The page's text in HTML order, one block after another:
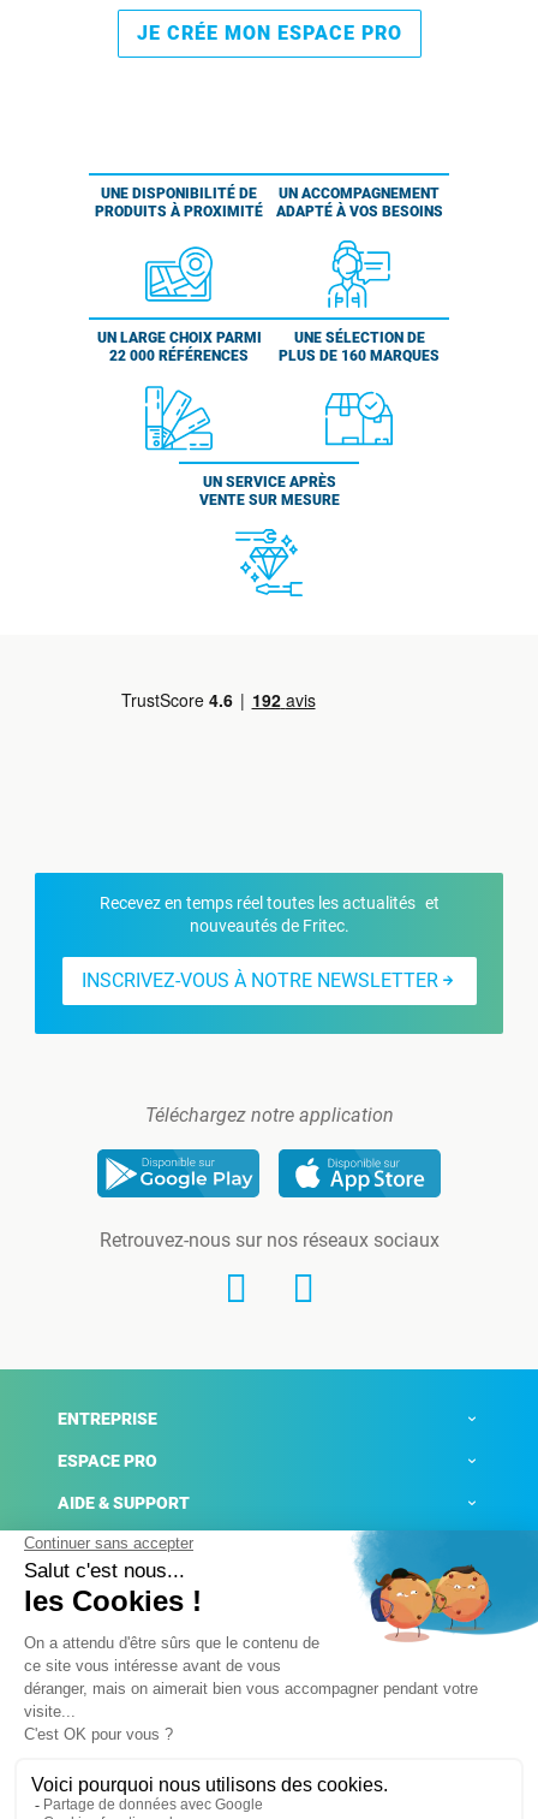
JE CRÉE MON ESPACE PRO
UNE DISPONIBILITÉ DE
PRODUITS À PROXIMITÉ
UN ACCOMPAGNEMENT
ADAPTÉ À VOS BESOINS
UN LARGE CHOIX PARMI
22 000 RÉFÉRENCES
UNE SÉLECTION DE
PLUS DE 160 MARQUES
UN SERVICE APRÈS
VENTE SUR MESURE
Recevez en temps réel toutes les actualités et
nouveautés de Fritec.
INSCRIVEZ-VOUS À NOTRE NEWSLETTER
Téléchargez notre application
Retrouvez-nous sur nos réseaux sociaux
ENTREPRISE
ESPACE PRO
AIDE & SUPPORT
ACTUALITÉS
Mentions légales
Conditions générales de ventes